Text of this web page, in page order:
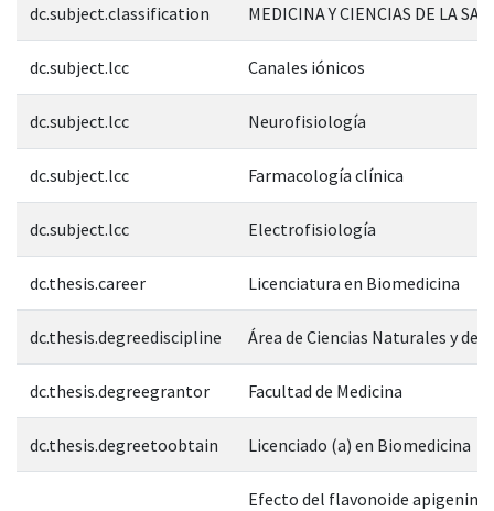
dc.subject.classification MEDICINA Y CIENCIAS DE LA
dc.subject.lcc Canales iónicos
dc.subject.lcc Neurofisiología
dc.subject.lcc Farmacología clínica
dc.subject.lcc Electrofisiología
dc.thesis.career Licenciatura en Biomedicina
dc.thesis.degreediscipline Área de Ciencias Naturales y de
dc.thesis.degreegrantor Facultad de Medicina
dc.thesis.degreetoobtain Licenciado (a) en Biomedicina
Efecto del flavonoide apigenina